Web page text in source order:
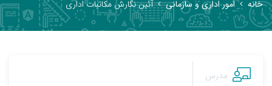
خانه امور اداری و سازمانی آئين نگارش مكاتبات اداري
مدرس